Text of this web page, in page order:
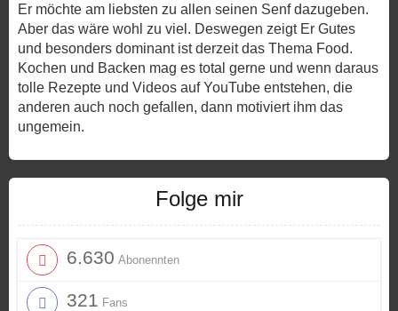
Er möchte am liebsten zu allen seinen Senf dazugeben.
Aber das wäre wohl zu viel. Deswegen zeigt Er Gutes
und besonders dominant ist derzeit das Thema Food.
Kochen und Backen mag es total gerne und wenn daraus
tolle Rezepte und Videos auf YouTube entstehen, die
anderen auch noch gefallen, dann motiviert ihm das
ungemein.
Folge mir
6.630 Abonennten
321 Fans